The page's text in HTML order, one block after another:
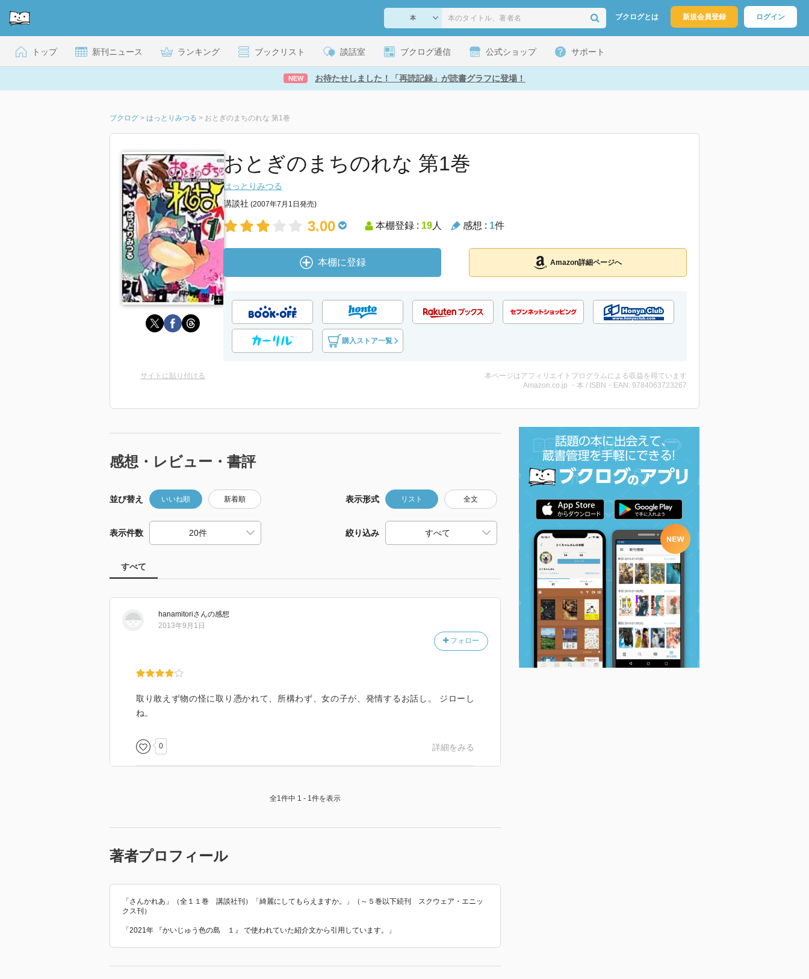
ブクログとは 新規会員登録 ログイン
トップ 新刊ニュース ランキング ブックリスト 談話室 ブクログ通信 公式ショップ サポート
NEW お待たせしました！「再読記録」が読書グラフに登場！
ブクログ > はっとりみつる > おとぎのまちのれな 第1巻
おとぎのまちのれな 第1巻
はっとりみつる
講談社 (2007年7月1日発売)
3.00 本棚登録 : 19人 感想 : 1件
本棚に登録 Amazon詳細ページへ
購入ストア一覧
サイトに貼り付ける
本ページはアフィリエイトプログラムによる収益を得ています
Amazon.co.jp ・本 / ISBN・EAN: 9784063723267
感想・レビュー・書評
並び替え いいね順 新着順 表示形式 リスト 全文
表示件数 絞り込み
すべて
hanamitoriさんの感想
フォロー
2013年9月1日
取り敢えず物の怪に取り憑かれて、所構わず、女の子が、発情するお話し。 ジローし
ね。
0 詳細をみる
全1件中 1 - 1件を表示
著者プロフィール
「さんかれあ」（全１１巻 講談社刊）「綺麗にしてもらえますか。」（～５巻以下続刊 スクウェア・エニッ
クス刊）
「2021年 『かいじゅう色の島 １』 で使われていた紹介文から引用しています。」